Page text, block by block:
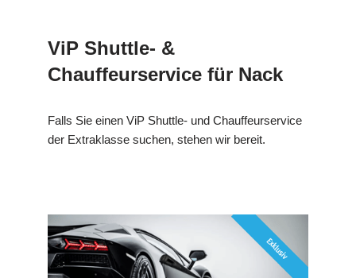
ViP Shuttle- &
Chauffeurservice für Nack
Falls Sie einen ViP Shuttle- und Chauffeurservice
der Extraklasse suchen, stehen wir bereit.